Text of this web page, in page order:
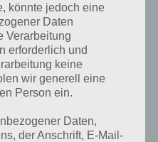
könnte jedoch eine
Daten
Verarbeitung
erforderlich und
keine
wir generell eine
Person ein.
Daten,
der Anschrift, E-Mail-